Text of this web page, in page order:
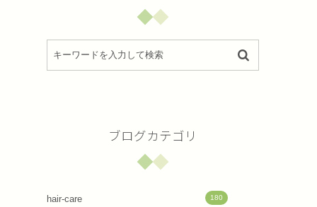
ブログカテゴリ
hair-care 180